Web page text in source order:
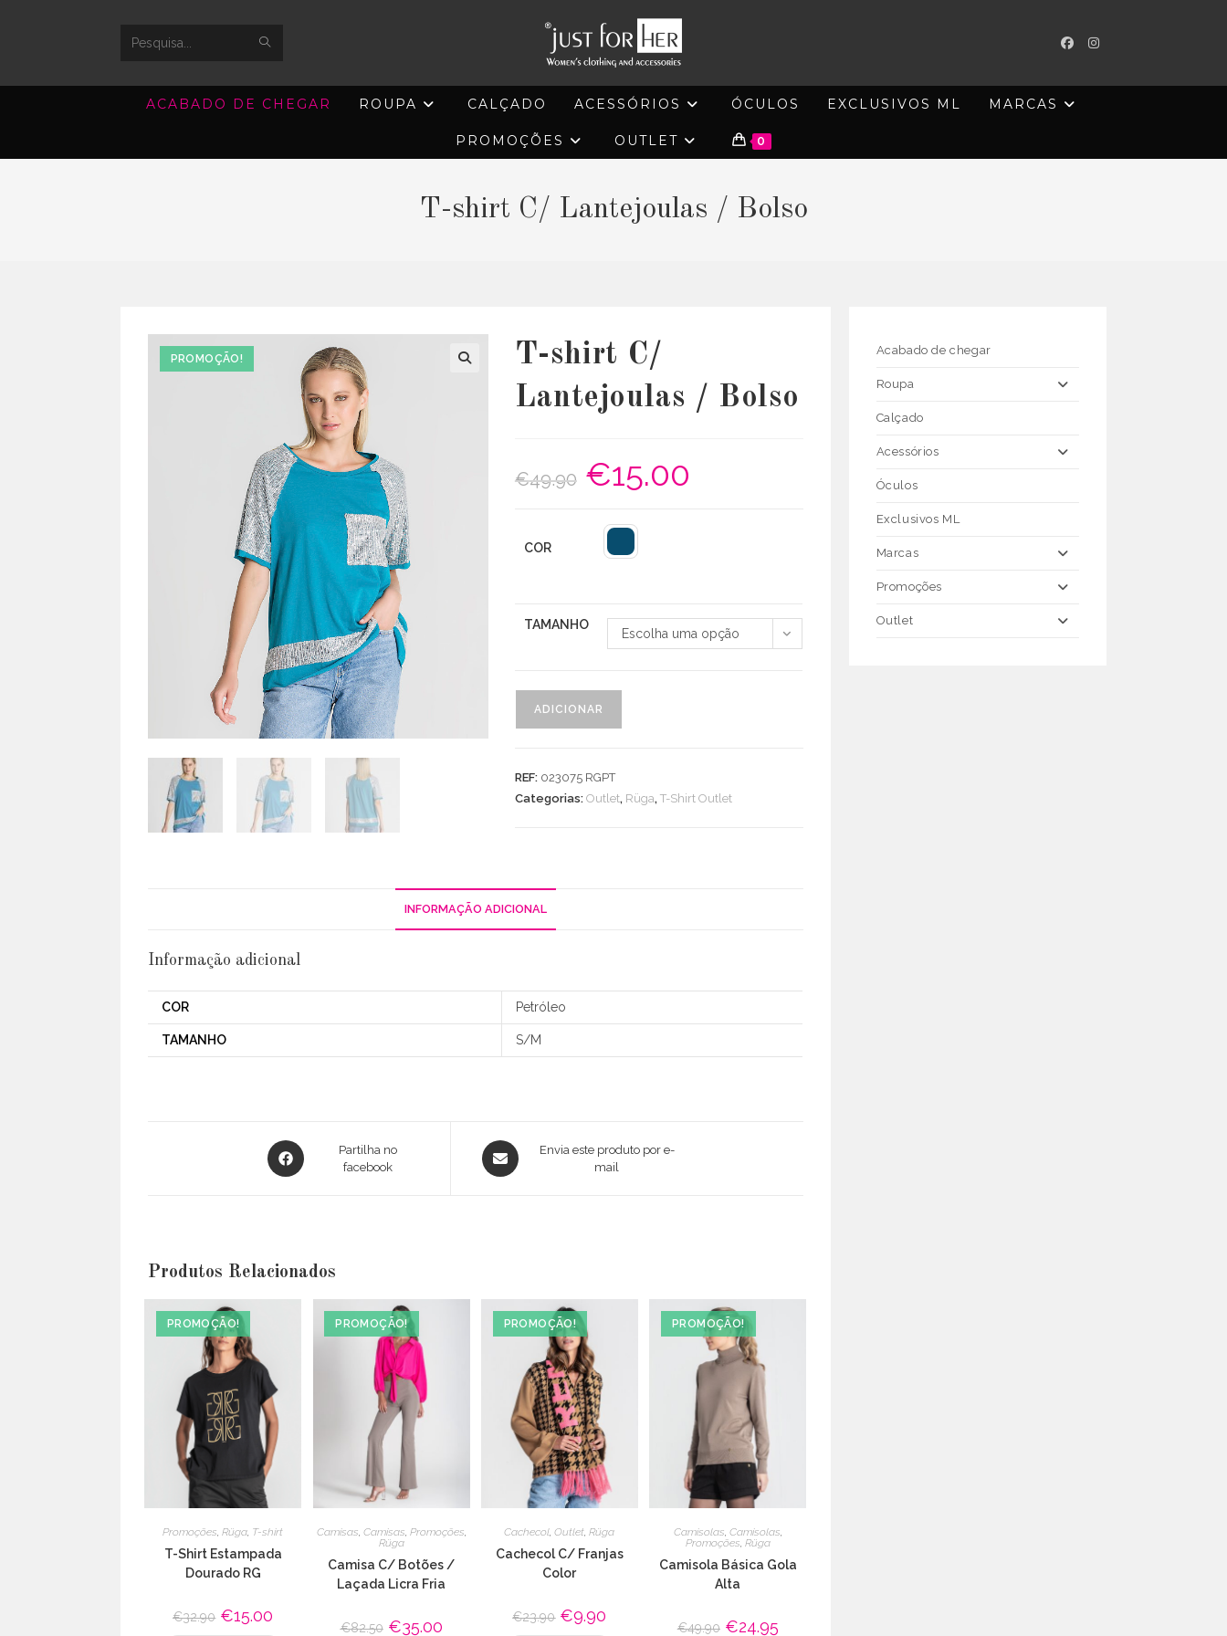
Search
ACABADO DE CHEGAR ROUPA CALÇADO ACESSÓRIOS ÓCULOS EXCLUSIVOS ML MARCAS
PROMOÇÕES OUTLET 0
T-shirt C/ Lantejoulas / Bolso
PROMOÇÃO!
T-shirt C/
Lantejoulas / Bolso
€49.90
O
preço
original
€15.00
COR
TAMANHO
Escolha uma opção
ADICIONAR
REF: 023075 RGPT
Categorias: Outlet, Rüga, T-Shirt Outlet
INFORMAÇÃO ADICIONAL
Informação adicional
COR Petróleo
TAMANHO S/M
Opens
in
Partilha no
facebook
Opens
in
Envia este produto por e-
mail
Produtos Relacionados
PROMOÇÃO!
Promoções,Rüga, T-shirt
T-Shirt Estampada
Dourado RG
€32.90 O
preço
€15.00
PROMOÇÃO!
Camisas, Camisas, Promoções,
Rüga
Camisa C/ Botões /
Laçada Licra Fria
€82.50 O
€35.00O
PROMOÇÃO!
Cachecol,Outlet,Rüga
Cachecol C/ Franjas
Color
€23.90 O
preço
€9.90
PROMOÇÃO!
Camisolas, Camisolas,
Promoções, Rüga
Camisola Básica Gola
Alta
€49.90 O
€24.95O
Acabado de chegar
Roupa
Calçado
Acessórios
Óculos
Exclusivos ML
Marcas
Promoções
Outlet